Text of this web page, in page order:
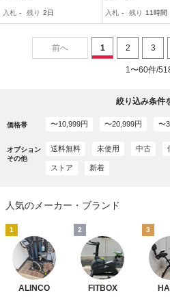
DAIKOU 大広 60420N
入札 - 残り 2日
状渡し 家財便・
入札 - 残り 11時間
前へ 1 2 3
1〜60件/
絞り込み条件
価格帯 〜10,999円 〜20,999円 〜
オプション
その他
送料無料 未使用 中古
ストア 新着
人気のメーカー・ブランド
1
ALINCO
2
FITBOX
3